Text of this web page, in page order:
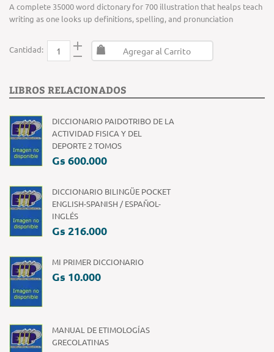
A complete 35000 word dictonary for 700 illustration that healps teach
writing as one looks up definitions, spelling, and pronunciation
Cantidad: Agregar al Carrito
LIBROS RELACIONADOS
DICCIONARIO PAIDOTRIBO DE LA
ACTIVIDAD FISICA Y DEL
DEPORTE 2 TOMOS
Gs 600.000
DICCIONARIO BILINGÜE POCKET
ENGLISH-SPANISH / ESPAÑOL-
INGLÉS
Gs 216.000
MI PRIMER DICCIONARIO
Gs 10.000
MANUAL DE ETIMOLOGÍAS
GRECOLATINAS